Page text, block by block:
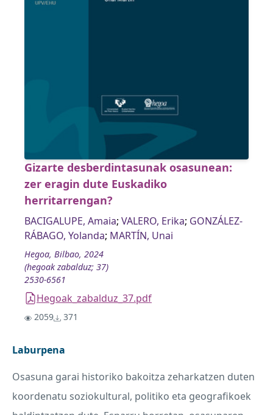
Gizarte desberdintasunak osasunean:
zer eragin dute Euskadiko
herritarrengan?
BACIGALUPE, Amaia; VALERO, Erika; GONZÁLEZ-
RÁBAGO, Yolanda; MARTÍN, Unai
Hegoa, Bilbao, 2024
(hegoak zabalduz; 37)
2530-6561
Hegoak_zabalduz_37.pdf
2059 371
Laburpena
Osasuna garai historiko bakoitza zeharkatzen duten
koordenatu soziokultural, politiko eta geografikoek